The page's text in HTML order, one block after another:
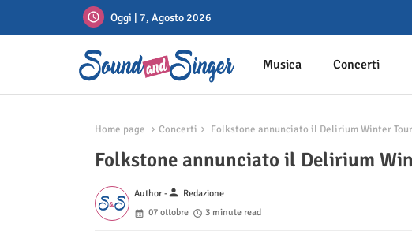
Oggi | 7, Agosto 2026
Musica Concerti
Home page Concerti Folkstone annunciato il Delirium Winter
Folkstone annunciato il Delirium
Author -person Redazione
07 ottobre
3 minute read